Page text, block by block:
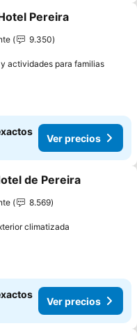
a favoritos
Pereira
9.350
actividades para familias
Ver precios
a favoritos
de Pereira
8.569
climatizada
Ver precios